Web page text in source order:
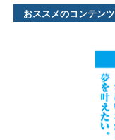
おススメのコンテンツ